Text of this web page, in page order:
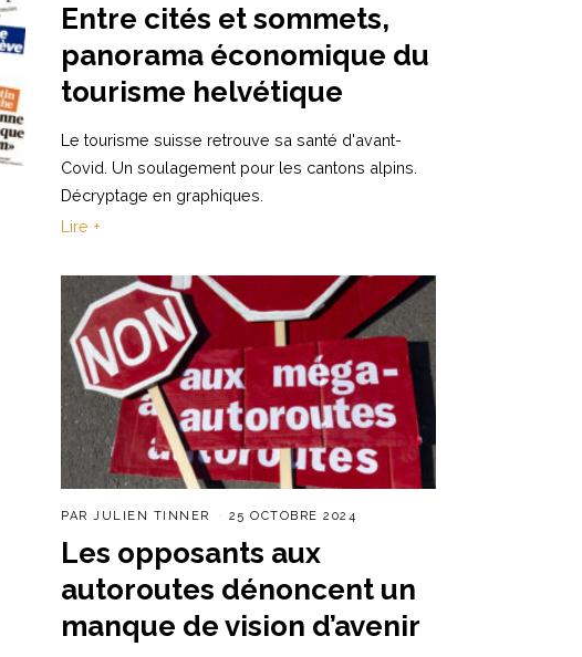
Entre cités et sommets,
panorama économique du
tourisme helvétique
Le tourisme suisse retrouve sa santé d'avant-
Covid. Un soulagement pour les cantons alpins.
Décryptage en graphiques.
Lire +
PARJULIEN TINNER 25 OCTOBRE 2024
Les opposants aux
autoroutes dénoncent un
manque de vision d’avenir